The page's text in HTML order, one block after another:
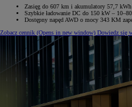
Zasięg do 607 km i akumulatory 57,7
Szybkie ładowanie DC do 150 kW –
Dostępny napęd AWD o mocy 343 KM
Zobacz cennik (Opens in new window) Dowiedz się